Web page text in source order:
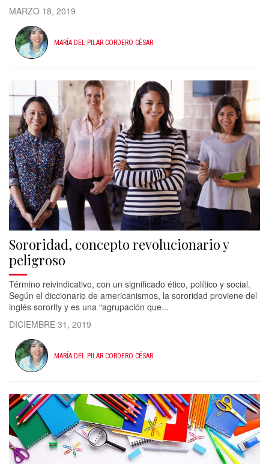
MARZO 18, 2019
MARÍA DEL PILAR CORDERO CÉSAR
Sororidad, concepto revolucionario y
peligroso
Término reivindicativo, con un significado ético, político y social.
Según el diccionario de americanismos, la sororidad proviene del
inglés sorority y es una “agrupación que...
DICIEMBRE 31, 2019
MARÍA DEL PILAR CORDERO CÉSAR